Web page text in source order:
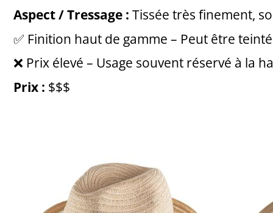
Aspect / Tressage : Tissée très finement,
✅ Finition haut de gamme – Peut être
❌ Prix élevé – Usage souvent réservé à la
Prix : $$$